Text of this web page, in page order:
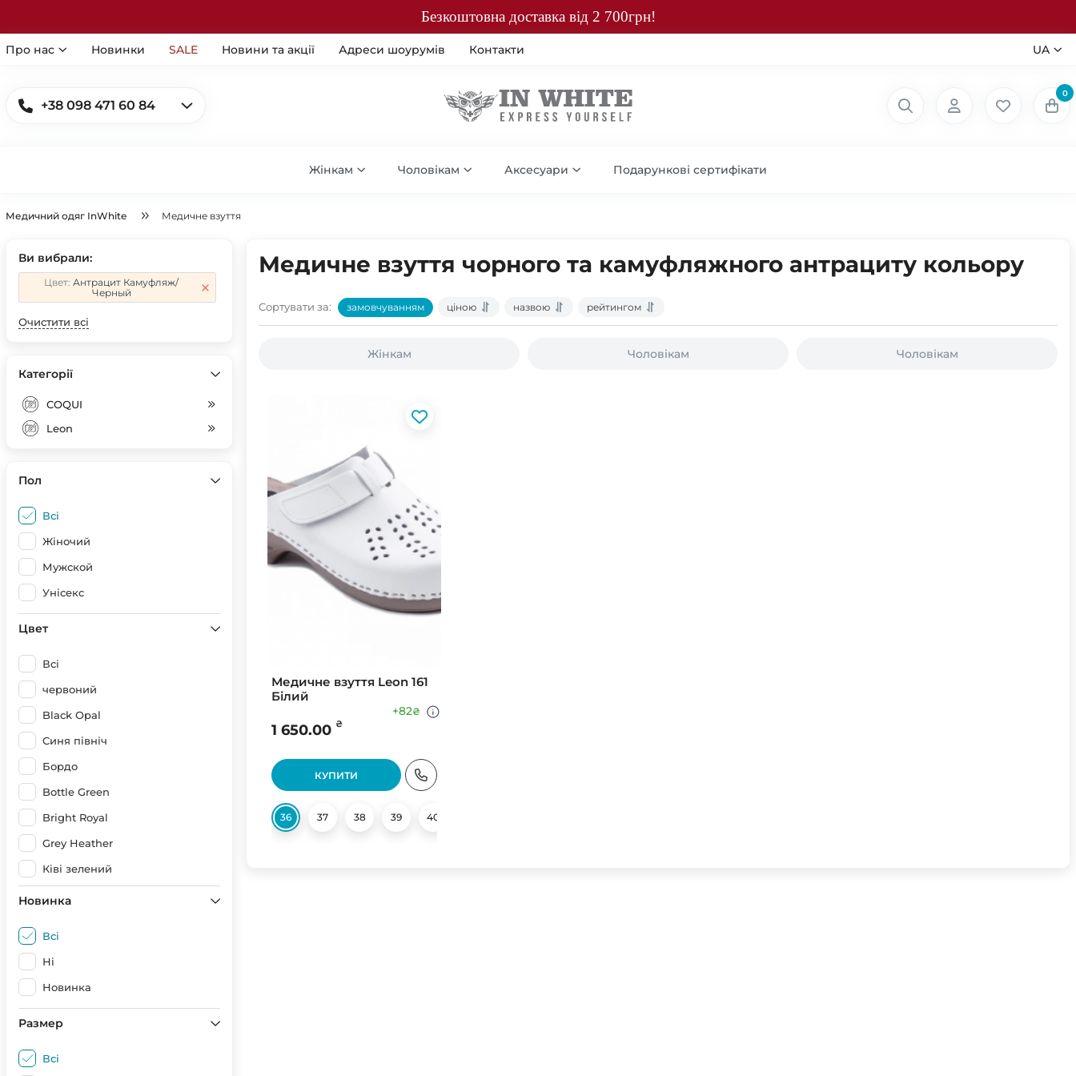
Безкоштовна доставка від 2 700грн!
Про нас Новинки SALE Новини та акції Адреси шоурумів Контакти UA
+38 098 471 60 84
0
Жінкам Чоловікам Аксесуари Подарункові сертифікати
Медичний одяг InWhite Медичне взуття
Ви вибрали:
Цвет:Антрацит Камуфляж/
Черный
Очистити всі
Категорії
COQUI
Leon
Пол
Всі
Жіночий
Мужской
Унісекс
Цвет
Всі
червоний
Black Opal
Синя північ
Бордо
Bottle Green
Bright Royal
Grey Heather
Ківі зелений
Red
Новинка
Всі
Ні
Новинка
Размер
Всі
Медичне взуття чорного та камуфляжного антрациту кольору
Сортувати за: замовчуванням ціною назвою рейтингом
Жінкам Чоловікам Чоловікам
Медичне взуття Leon 161
Білий
1 650.00 ₴
+82₴
КУПИТИ
36 37 38 39 40